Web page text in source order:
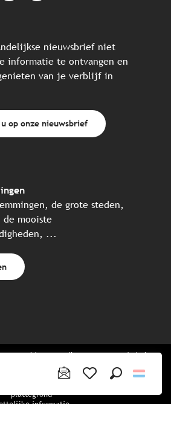
nieuwsbrief niet
informatie te ontvangen en
van je verblijf in
op onze nieuwsbrief
de grote steden,
mooiste
...
met alle Bretonse toeristische
plattegrond
informatie